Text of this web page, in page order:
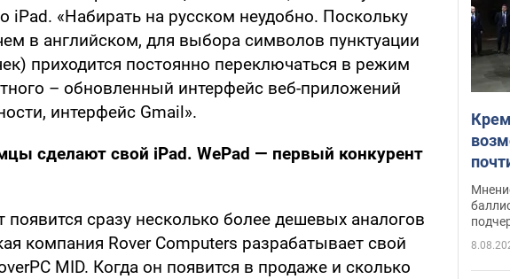
iPad. «Набирать на русском неудобно. Поскольку
в английском, для выбора символов пунктуации
приходится постоянно переключаться в режим
– обновленный интерфейс веб-приложений
интерфейс Gmail».
сделают свой iPad. WePad — первый конкурент
появится сразу несколько более дешевых аналогов
компания Rover Computers разрабатывает свой
MID. Когда он появится в продаже и сколько